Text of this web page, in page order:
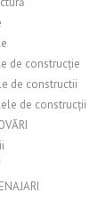
de construcție
de constructii
de construcții